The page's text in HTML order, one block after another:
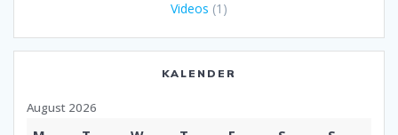
Videos (1)
KALENDER
August 2026